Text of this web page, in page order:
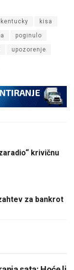
kentucky kisa
poginulo
upozorenje
krivičnu
za bankrot